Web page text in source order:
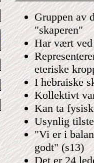
Gruppen av
"skaperen"
Har vært ved
eteriske
I hebraiske
Kollektivt
Kan ta
Usynlig
"Vi er i
godt" (s13)
Det er 24